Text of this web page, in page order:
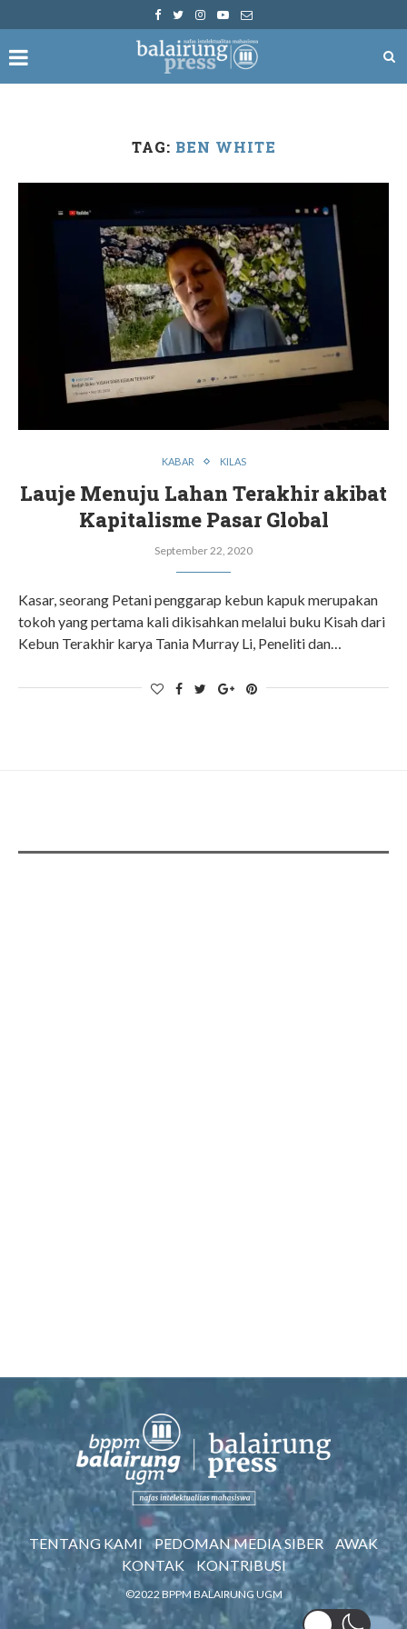
TAG: BEN WHITE
KABAR KILAS
Lauje Menuju Lahan Terakhir akibat
Kapitalisme Pasar Global
September 22, 2020
Kasar, seorang Petani penggarap kebun kapuk merupakan
tokoh yang pertama kali dikisahkan melalui buku Kisah dari
Kebun Terakhir karya Tania Murray Li, Peneliti dan…
TENTANG KAMI PEDOMAN MEDIA SIBER
AWAK
KONTAK
KONTRIBUSI
©2022 BPPM BALAIRUNG UGM